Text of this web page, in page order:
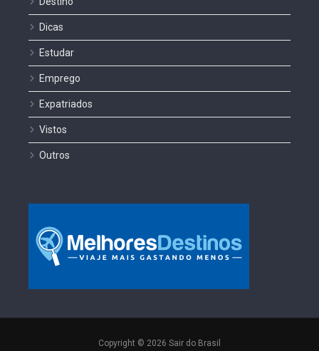
Dicas
Estudar
Emprego
Expatriados
Vistos
Outros
Copyright © 2026 Sair do Brasil